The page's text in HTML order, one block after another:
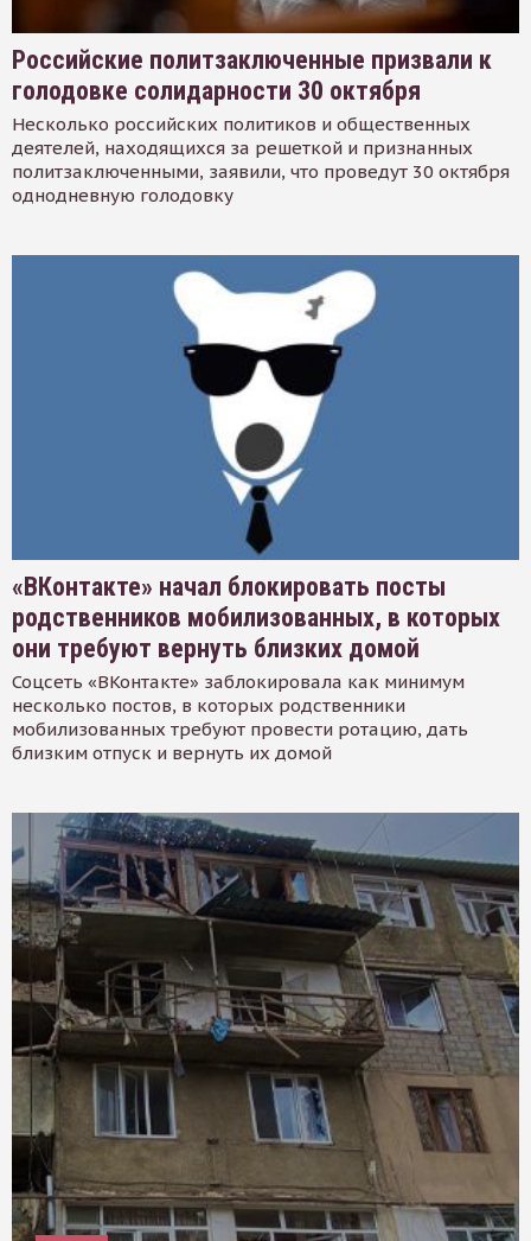
Российские политзаключенные призвали к
голодовке солидарности 30 октября
Несколько российских политиков и общественных
деятелей, находящихся за решеткой и признанных
политзаключенными, заявили, что проведут 30 октября
однодневную голодовку
«ВКонтакте» начал блокировать посты
родственников мобилизованных, в которых
они требуют вернуть близких домой
Соцсеть «ВКонтакте» заблокировала как минимум
несколько постов, в которых родственники
мобилизованных требуют провести ротацию, дать
близким отпуск и вернуть их домой